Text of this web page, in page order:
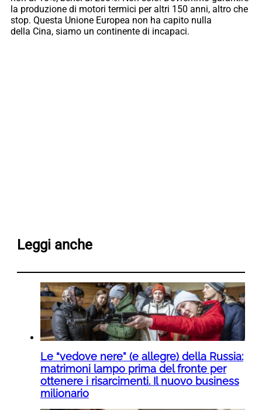
la produzione di motori termici per altri 150 anni, altro che
stop. Questa Unione Europea non ha capito nulla
della Cina, siamo un continente di incapaci.
Leggi anche
Le “vedove nere” (e allegre) della Russia:
matrimoni lampo prima del fronte per
ottenere i risarcimenti. Il nuovo business
milionario